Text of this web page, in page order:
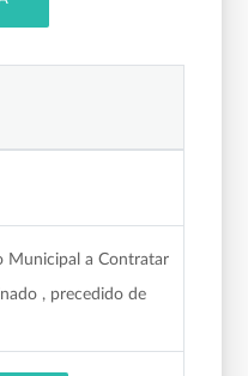
Municipal a Contratar
, precedido de